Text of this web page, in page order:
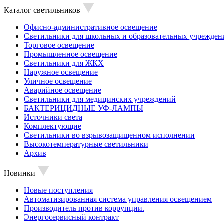
Каталог светильников
Офисно-административное освещение
Светильники для школьных и образовательных
Торговое освещение
Промышленное освещение
Светильники для ЖКХ
Наружное освещение
Уличное освещение
Аварийное освещение
Светильники для медицинских учреждений
БАКТЕРИЦИДНЫЕ УФ-ЛАМПЫ
Источники света
Комплектующие
Светильники во взрывозащищенном исполнении
Высокотемпературные светильники
Архив
Новинки
Новые поступления
Автоматизированная система управления освещением
Производитель против коррупции.
Энергосервисный контракт